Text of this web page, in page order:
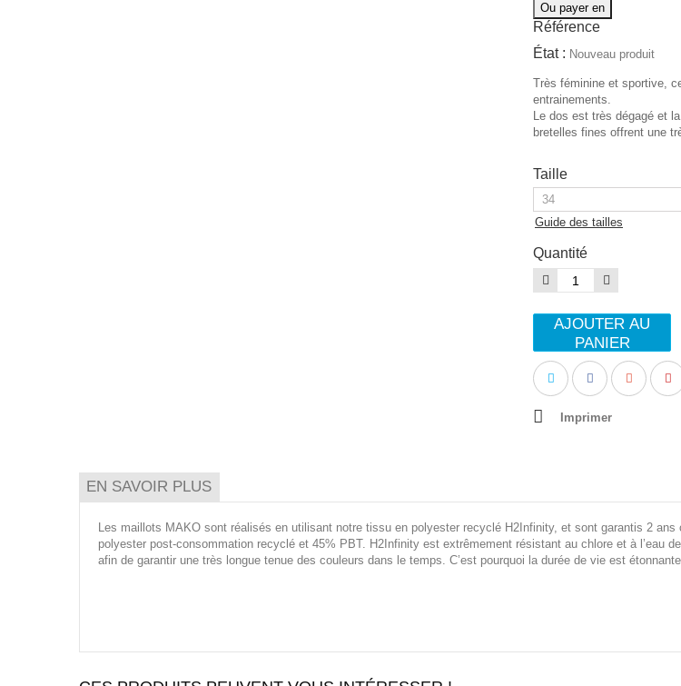
Ou payer en
Référence
État : Nouveau produit
Très féminine et sportive,
entrainements.
Le dos est très dégagé et
bretelles fines offrent une
Taille
Guide des tailles
Quantité
AJOUTER AU
PANIER
Imprimer
EN SAVOIR PLUS
Les maillots MAKO sont réalisés en utilisant notre tissu en polyester recyclé H2Infinity, et sont garantis 2
polyester post-consommation recyclé et 45% PBT. H2Infinity est extrêmement résistant au chlore et à l’eau
afin de garantir une très longue tenue des couleurs dans le temps. C’est pourquoi la durée de vie est